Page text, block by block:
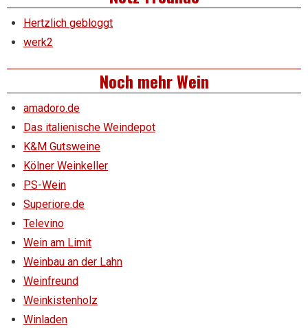
Hertzlich gebloggt
werk2
Noch mehr Wein
amadoro.de
Das italienische Weindepot
K&M Gutsweine
Kölner Weinkeller
PS-Wein
Superiore.de
Televino
Wein am Limit
Weinbau an der Lahn
Weinfreund
Weinkistenholz
Winladen